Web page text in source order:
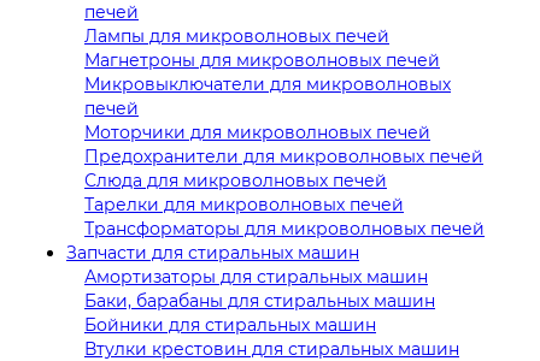
печей
Лампы для микроволновых печей
Магнетроны для микроволновых печей
Микровыключатели для микроволновых
печей
Моторчики для микроволновых печей
Предохранители для микроволновых печей
Слюда для микроволновых печей
Тарелки для микроволновых печей
Трансформаторы для микроволновых печей
Запчасти для стиральных машин
Амортизаторы для стиральных машин
Баки, барабаны для стиральных машин
Бойники для стиральных машин
Втулки крестовин для стиральных машин